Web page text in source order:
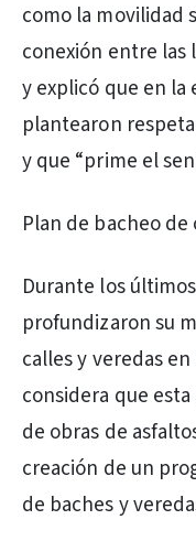
como la movilidad
conexión entre las
y explicó que en la
plantearon
y que “prime el
Plan de bacheo
Durante los
profundizaron su
calles y veredas
considera que
de obras de
creación de un
de baches y